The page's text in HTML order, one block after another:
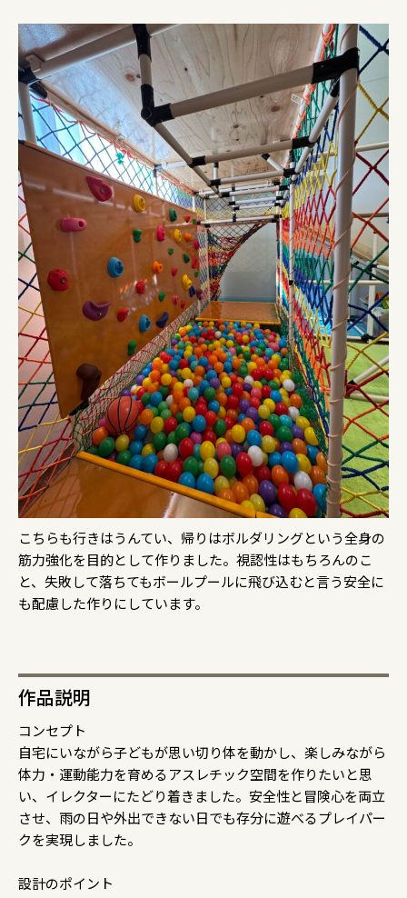
こちらも行きはうんてい、帰りはボルダリングという全身の
筋力強化を目的として作りました。視認性はもちろんのこ
と、失敗して落ちてもボールプールに飛び込むと言う安全に
も配慮した作りにしています。
作品説明
コンセプト
自宅にいながら子どもが思い切り体を動かし、楽しみながら
体力・運動能力を育めるアスレチック空間を作りたいと思
い、イレクターにたどり着きました。安全性と冒険心を両立
させ、雨の日や外出できない日でも存分に遊べるプレイパー
クを実現しました。
設計のポイント